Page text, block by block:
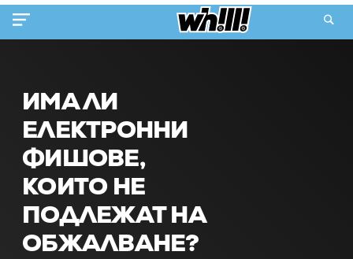
ИМА ЛИ
ЕЛЕКТРОННИ
ФИШОВЕ,
КОИТО НЕ
ПОДЛЕЖАТ НА
ОБЖАЛВАНЕ?